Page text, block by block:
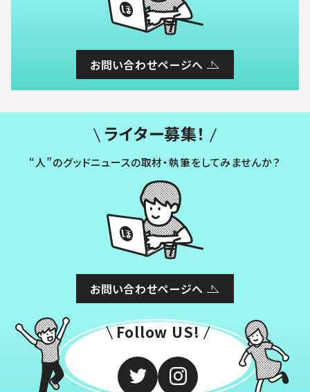
お問い合わせページへ
ライター募集！
“人”のグッドニュースの取材・執筆をしてみませんか？
お問い合わせページへ
Follow US!